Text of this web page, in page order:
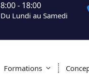
8:00 - 18:00
Du Lundi au Samedi
Formations